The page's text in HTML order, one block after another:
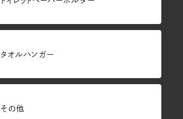
タオルハンガー
その他